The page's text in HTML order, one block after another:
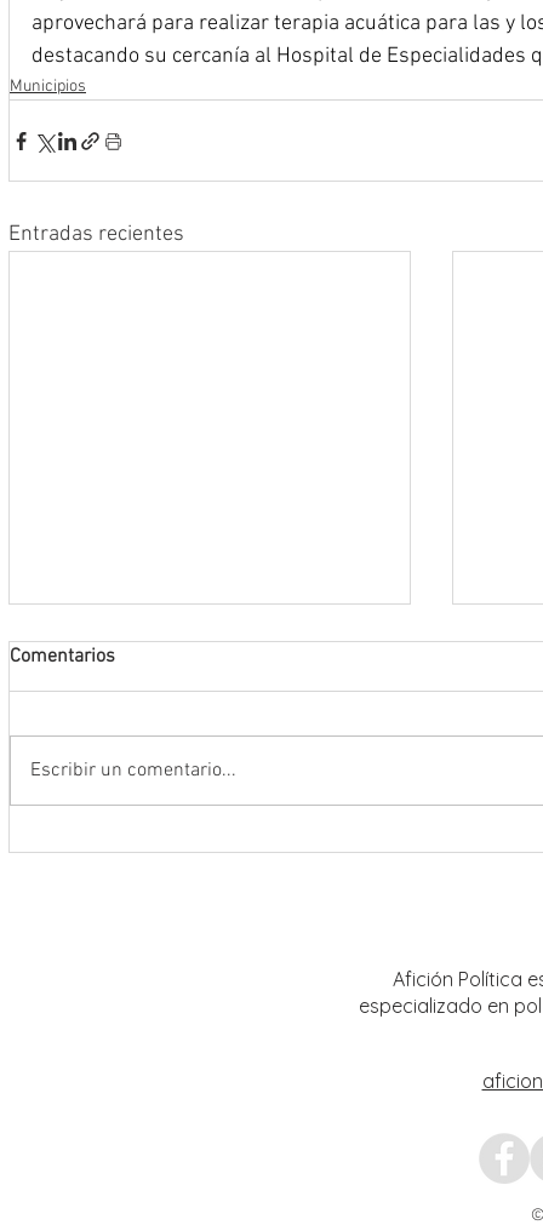
aprovechará para realizar terapia acuática para las y
destacando su cercanía al Hospital de Especialidades
Municipios
Entradas recientes
Comentarios
Escribir un comentario...
Afición Política
especializado en